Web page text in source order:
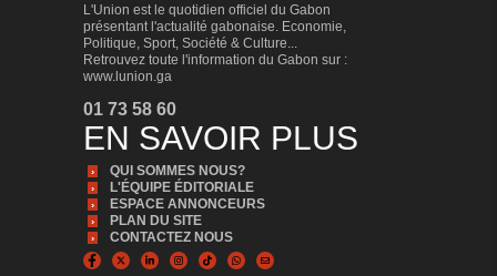
L'Union est le quotidien officiel du Gabon
présentant l'actualité gabonaise. Economie,
Politique, Sport, Société & Culture...
Retrouvez toute l'information du Gabon sur :
www.lunion.ga
01 73 58 60
EN SAVOIR PLUS
QUI SOMMES NOUS?
L'ÉQUIPE ÉDITORIALE
ESPACE ANNONCEURS
PLAN DU SITE
CONTACTEZ NOUS